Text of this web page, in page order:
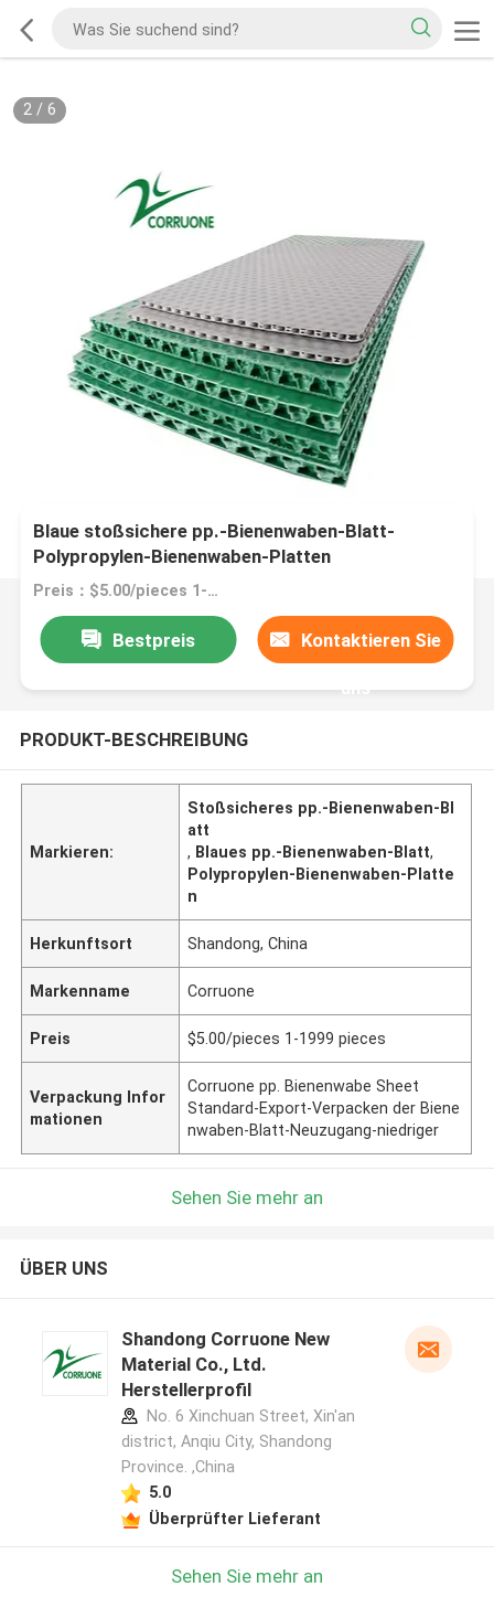
2/ 6
Blaue stoßsichere pp.-Bienenwaben-Blatt-
Polypropylen-Bienenwaben-Platten
Preis：$5.00/pieces 1-1999 pieces
Bestpreis Kontaktieren Sie
uns
PRODUKT-BESCHREIBUNG
Markieren:
Stoßsicheres pp.-Bienenwaben-Bl
att
, Blaues pp.-Bienenwaben-Blatt,
Polypropylen-Bienenwaben-Platte
n
Herkunftsort Shandong, China
Markenname Corruone
Preis $5.00/pieces 1-1999 pieces
Verpackung Infor
mationen
Corruone pp. Bienenwabe Sheet
Standard-Export-Verpacken der Biene
nwaben-Blatt-Neuzugang-niedriger
Sehen Sie mehr an
ÜBER UNS
Shandong Corruone New
Material Co., Ltd.
Herstellerprofil
No. 6 Xinchuan Street, Xin'an
district, Anqiu City, Shandong
Province. ,China
5.0
Überprüfter Lieferant
Sehen Sie mehr an